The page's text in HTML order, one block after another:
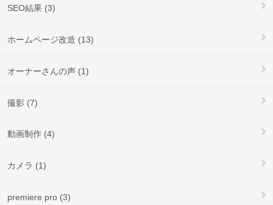
SEO結果 (3)
ホームページ改造 (13)
オーナーさんの声 (1)
撮影 (7)
動画制作 (4)
カメラ (1)
premiere pro (3)